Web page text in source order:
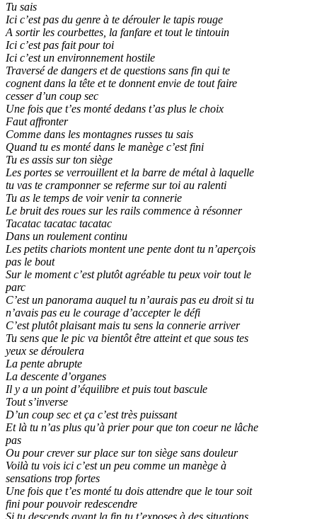
Tu sais
Ici c’est pas du genre à te dérouler le tapis rouge
A sortir les courbettes, la fanfare et tout le tintouin
Ici c’est pas fait pour toi
Ici c’est un environnement hostile
Traversé de dangers et de questions sans fin qui te
cognent dans la tête et te donnent envie de tout faire
cesser d’un coup sec
Une fois que t’es monté dedans t’as plus le choix
Faut affronter
Comme dans les montagnes russes tu sais
Quand tu es monté dans le manège c’est fini
Tu es assis sur ton siège
Les portes se verrouillent et la barre de métal à laquelle
tu vas te cramponner se referme sur toi au ralenti
Tu as le temps de voir venir ta connerie
Le bruit des roues sur les rails commence à résonner
Tacatac tacatac tacatac
Dans un roulement continu
Les petits chariots montent une pente dont tu n’aperçois
pas le bout
Sur le moment c’est plutôt agréable tu peux voir tout le
parc
C’est un panorama auquel tu n’aurais pas eu droit si tu
n’avais pas eu le courage d’accepter le défi
C’est plutôt plaisant mais tu sens la connerie arriver
Tu sens que le pic va bientôt être atteint et que sous tes
yeux se déroulera
La pente abrupte
La descente d’organes
Il y a un point d’équilibre et puis tout bascule
Tout s’inverse
D’un coup sec et ça c’est très puissant
Et là tu n’as plus qu’à prier pour que ton coeur ne lâche
pas
Ou pour crever sur place sur ton siège sans douleur
Voilà tu vois ici c’est un peu comme un manège à
sensations trop fortes
Une fois que t’es monté tu dois attendre que le tour soit
fini pour pouvoir redescendre